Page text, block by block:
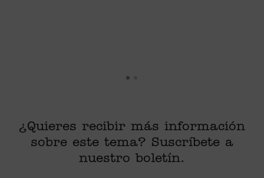
¿Quieres recibir más información
sobre este tema? Suscríbete a
nuestro boletín.